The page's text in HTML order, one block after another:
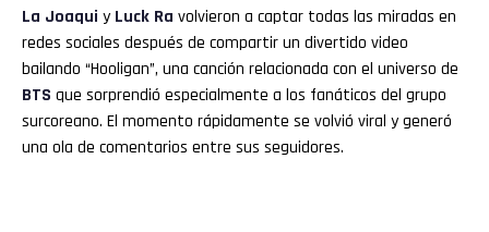
La Joaqui y Luck Ra volvieron a captar todas las miradas en
redes sociales después de compartir un divertido video
bailando “Hooligan”, una canción relacionada con el universo de
BTS que sorprendió especialmente a los fanáticos del grupo
surcoreano. El momento rápidamente se volvió viral y generó
una ola de comentarios entre sus seguidores.